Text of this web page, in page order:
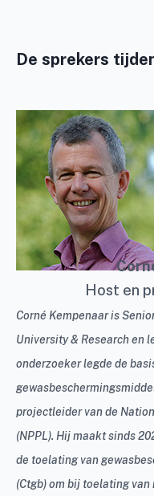
De sprekers
Host en
Corné Kempenaar is
University & Research en
onderzoeker legde de
projectleider van de
(NPPL). Hij maakt sinds
de toelating van
(Ctgb) om bij toelating